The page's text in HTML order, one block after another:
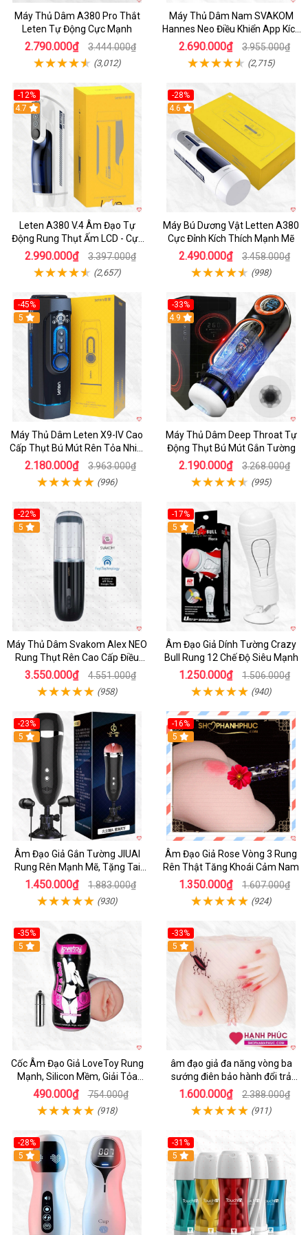
Máy Thủ Dâm A380 Pro Thắt
Leten Tự Động Cực Mạnh
2.790.000₫ 3.444.000₫
(3,012)
Máy Thủ Dâm Nam SVAKOM
Hannes Neo Điều Khiển App Kích
Thích
2.690.000₫ 3.955.000₫
(2,715)
-12%
Hot
4.7
Leten A380 V.4 Âm Đạo Tự
Động Rung Thụt Ấm LCD - Cực
Phê
2.990.000₫ 3.397.000₫
(2,657)
-28%
Hot
4.6
Máy Bú Dương Vật Letten A380
Cực Đỉnh Kích Thích Mạnh Mẽ
2.490.000₫ 3.458.000₫
(998)
-45%
Hot
5
Máy Thủ Dâm Leten X9-IV Cao
Cấp Thụt Bú Mút Rên Tỏa Nhiệt
Sạc Pin
2.180.000₫ 3.963.000₫
(996)
-33%
Hot
4.9
Máy Thủ Dâm Deep Throat Tự
Động Thụt Bú Mút Gắn Tường
2.190.000₫ 3.268.000₫
(995)
-22%
5
Máy Thủ Dâm Svakom Alex NEO
Rung Thụt Rên Cao Cấp Điều
Khiển App
3.550.000₫ 4.551.000₫
(958)
-17%
5
Âm Đạo Giả Dính Tường Crazy
Bull Rung 12 Chế Độ Siêu Mạnh
1.250.000₫ 1.506.000₫
(940)
-23%
5
Âm Đạo Giả Gắn Tường JIUAI
Rung Rên Mạnh Mẽ, Tặng Tai
Nghe
1.450.000₫ 1.883.000₫
(930)
-16%
5
Âm Đạo Giả Rose Vòng 3 Rung
Rên Thật Tăng Khoái Cảm Nam
1.350.000₫ 1.607.000₫
(924)
-35%
5
Cốc Âm Đạo Giả LoveToy Rung
Mạnh, Silicon Mềm, Giải Tỏa
Sinh Lý
490.000₫ 754.000₫
(918)
-33%
5
âm đạo giả đa năng vòng ba
sướng điên bảo hành đổi trả
nhanh
1.600.000₫ 2.388.000₫
(911)
-28%
5
-31%
Hot
5